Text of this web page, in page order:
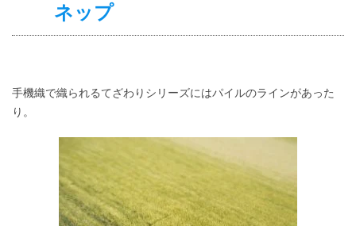
ネップ
手機織で織られるてざわりシリーズにはパイルのラインがあった
り。